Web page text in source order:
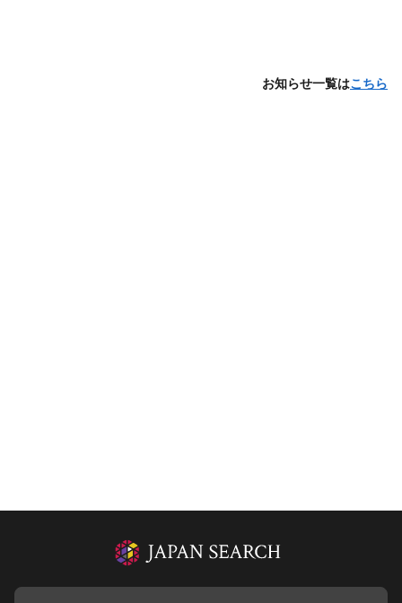
お知らせ一覧はこちら